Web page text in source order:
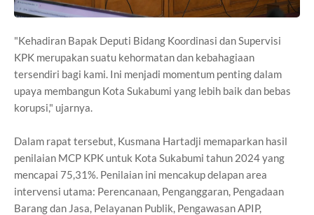
"Kehadiran Bapak Deputi Bidang Koordinasi dan Supervisi
KPK merupakan suatu kehormatan dan kebahagiaan
tersendiri bagi kami. Ini menjadi momentum penting dalam
upaya membangun Kota Sukabumi yang lebih baik dan bebas
korupsi," ujarnya.
Dalam rapat tersebut, Kusmana Hartadji memaparkan hasil
penilaian MCP KPK untuk Kota Sukabumi tahun 2024 yang
mencapai 75,31%. Penilaian ini mencakup delapan area
intervensi utama: Perencanaan, Penganggaran, Pengadaan
Barang dan Jasa, Pelayanan Publik, Pengawasan APIP,